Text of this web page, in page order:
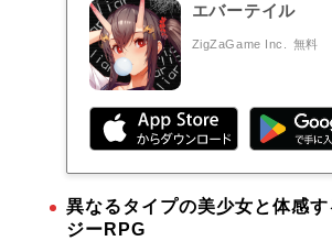
エバーテイル
ZigZaGame Inc. 無料
異なるタイプの美少女と体感
ジーRPG